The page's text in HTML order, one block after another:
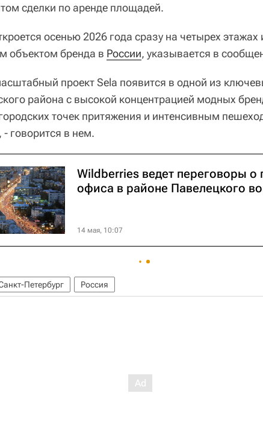
сделки по аренде площадей.
осенью 2026 года сразу на четырех этажах
объектом бренда в России, указывается в
проект Sela появится в одной из
района с высокой концентрацией модных
точек притяжения и интенсивным
говорится в нем.
Wildberries ведет переговоры о
офиса в районе Павелецкого
14 мая, 10:07
Петербург Россия